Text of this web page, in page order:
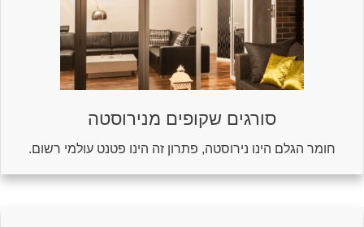
סורגים שקופים מנירוסטה
חומר הגלם הינו נירוסטה, פתרון זה הינו פטנט עולמי רשום.